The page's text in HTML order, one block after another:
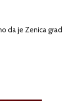
da je Zenica grad